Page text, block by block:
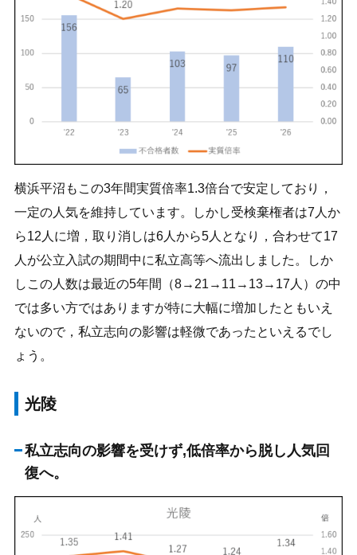
横浜平沼もこの3年間実質倍率1.3倍台で安定しており，
一定の人気を維持しています。しかし受検棄権者は7人か
ら12人に増，取り消しは6人から5人となり，合わせて17
人が公立入試の期間中に私立高等へ流出しました。しか
しこの人数は最近の5年間（8→21→11→13→17人）の中
では多い方ではありますが特に大幅に増加したともいえ
ないので，私立志向の影響は軽微であったといえるでし
ょう。
光陵
私立志向の影響を受けず,低倍率から脱し人気回
復へ。